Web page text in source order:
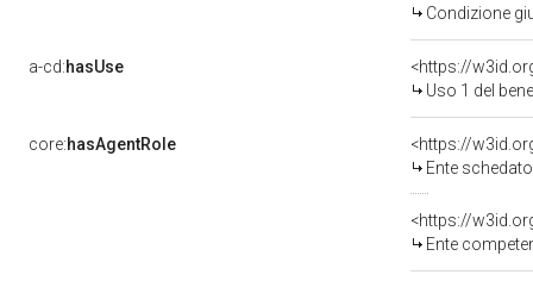
Condizione
a-cd:hasUse
<https://
Uso 1 del
core:hasAgentRole
<https://
Ente
<https://
Ente